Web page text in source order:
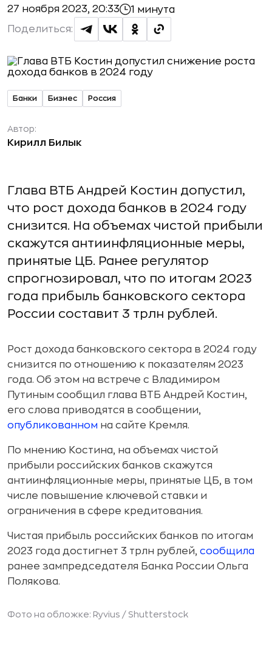
27 ноября 2023, 20:33 1 минута
Поделиться:
Банки Бизнес Россия
Автор:
Кирилл Билык
Глава ВТБ Андрей Костин допустил,
что рост дохода банков в 2024 году
снизится. На объемах чистой прибыли
скажутся антиинфляционные меры,
принятые ЦБ. Ранее регулятор
спрогнозировал, что по итогам 2023
года прибыль банковского сектора
России составит 3 трлн рублей.
Рост дохода банковского сектора в 2024 году
снизится по отношению к показателям 2023
года. Об этом на встрече с Владимиром
Путиным сообщил глава ВТБ Андрей Костин,
его слова приводятся в сообщении,
опубликованном на сайте Кремля.
По мнению Костина, на объемах чистой
прибыли российских банков скажутся
антиинфляционные меры, принятые ЦБ, в том
числе повышение ключевой ставки и
ограничения в сфере кредитования.
Чистая прибыль российских банков по итогам
2023 года достигнет 3 трлн рублей, сообщила
ранее зампредседателя Банка России Ольга
Полякова.
Фото на обложке: Ryvius / Shutterstock